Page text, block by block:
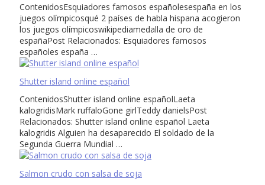
ContenidosEsquiadores famosos españolesespaña en los
juegos olímpicosqué 2 países de habla hispana acogieron
los juegos olímpicoswikipediamedalla de oro de
españaPost Relacionados: Esquiadores famosos
españoles españa …
Shutter island online español
ContenidosShutter island online españolLaeta
kalogridisMark ruffaloGone girlTeddy danielsPost
Relacionados: Shutter island online español Laeta
kalogridis Alguien ha desaparecido El soldado de la
Segunda Guerra Mundial …
Salmon crudo con salsa de soja